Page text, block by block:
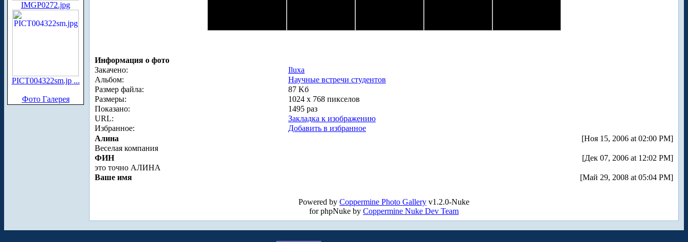
IMGP0272.jpg
PICT004322sm.jp ...
Фото Галерея
Информация о фото
Закачено:
Iluxa
Альбом:
Научные встречи студентов
Размер файла:
87 Kб
Размеры:
1024 x 768 пикселов
Показано:
1495 раз
URL:
Закладка к изображению
Избранное:
Добавить в избранное
Алина
[Ноя 15, 2006 at 02:00 PM]
Веселая компания
ФИН
[Дек 07, 2006 at 12:02 PM]
это точно АЛИНА
Ваше имя
[Май 29, 2008 at 05:04 PM]
Powered by Coppermine Photo Gallery v1.2.0-Nuke
for phpNuke by Coppermine Nuke Dev Team